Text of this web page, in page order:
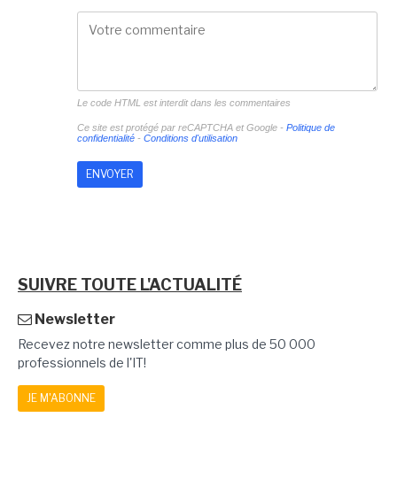
Le code HTML est interdit dans les commentaires
Ce site est protégé par reCAPTCHA et Google - Politique de
confidentialité- Conditions d'utilisation
SUIVRE TOUTE L'ACTUALITÉ
Newsletter
Recevez notre newsletter comme plus de 50 000
professionnels de l'IT!
JE M'ABONNE